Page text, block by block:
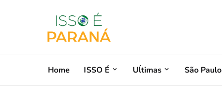
Home ISSO É Uĺtimas São Paulo